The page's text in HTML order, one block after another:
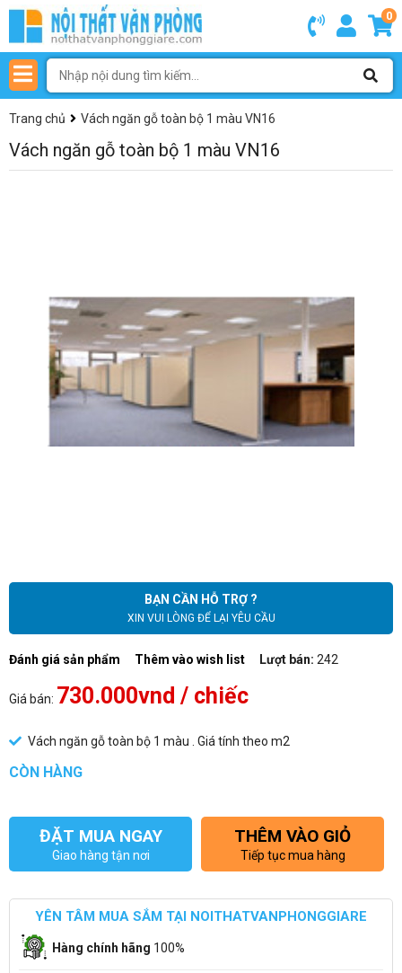
0
Trang chủ Vách ngăn gỗ toàn bộ 1 màu VN16
Vách ngăn gỗ toàn bộ 1 màu VN16
BẠN CẦN HỖ TRỢ ?
XIN VUI LÒNG ĐỂ LẠI YÊU CẦU
Đánh giá sản phẩm Thêm vào wish list Lượt bán: 242
Giá bán: 730.000vnd / chiếc
Vách ngăn gỗ toàn bộ 1 màu . Giá tính theo m2
CÒN HÀNG
ĐẶT MUA NGAY
Giao hàng tận nơi
THÊM VÀO GIỎ
Tiếp tục mua hàng
YÊN TÂM MUA SẮM TẠI NOITHATVANPHONGGIARE
Hàng chính hãng 100%